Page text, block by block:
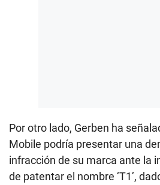
Por otro lado, Gerben ha
Mobile podría presentar una
infracción de su marca ante la
de patentar el nombre ‘T1’,